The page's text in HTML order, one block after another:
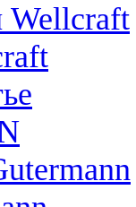
Wellcraft